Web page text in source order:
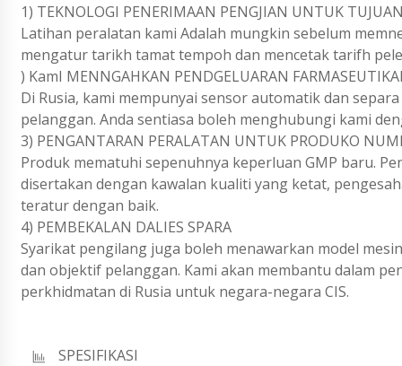
1) TEKNOLOGI PENERIMAAN PENGJIAN UNTUK
Latihan peralatan kami Adalah mungkin sebelum
mengatur tarikh tamat tempoh dan mencetak tarifh
) KamI MENNGAHKAN PENDGELUARAN
Di Rusia, kami mempunyai sensor automatik dan
pelanggan. Anda sentiasa boleh menghubungi kami
3) PENGANTARAN PERALATAN UNTUK PRODUKO
Produk mematuhi sepenuhnya keperluan GMP baru.
disertakan dengan kawalan kualiti yang ketat,
teratur dengan baik.
4) PEMBEKALAN DALIES SPARA
Syarikat pengilang juga boleh menawarkan model
dan objektif pelanggan. Kami akan membantu dalam
perkhidmatan di Rusia untuk negara-negara CIS.
SPESIFIKASI